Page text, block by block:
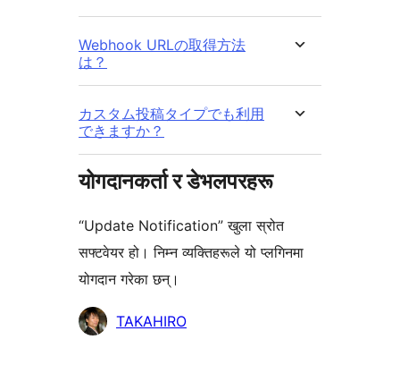
Webhook URLの取得方法
は？
カスタム投稿タイプでも利用
できますか？
योगदानकर्ता र डेभलपरहरू
“Update Notification” खुला स्रोत
सफ्टवेयर हो। निम्न व्यक्तिहरूले यो प्लगिनमा
योगदान गरेका छन्।
योगदानकर्ताहरू
TAKAHIRO